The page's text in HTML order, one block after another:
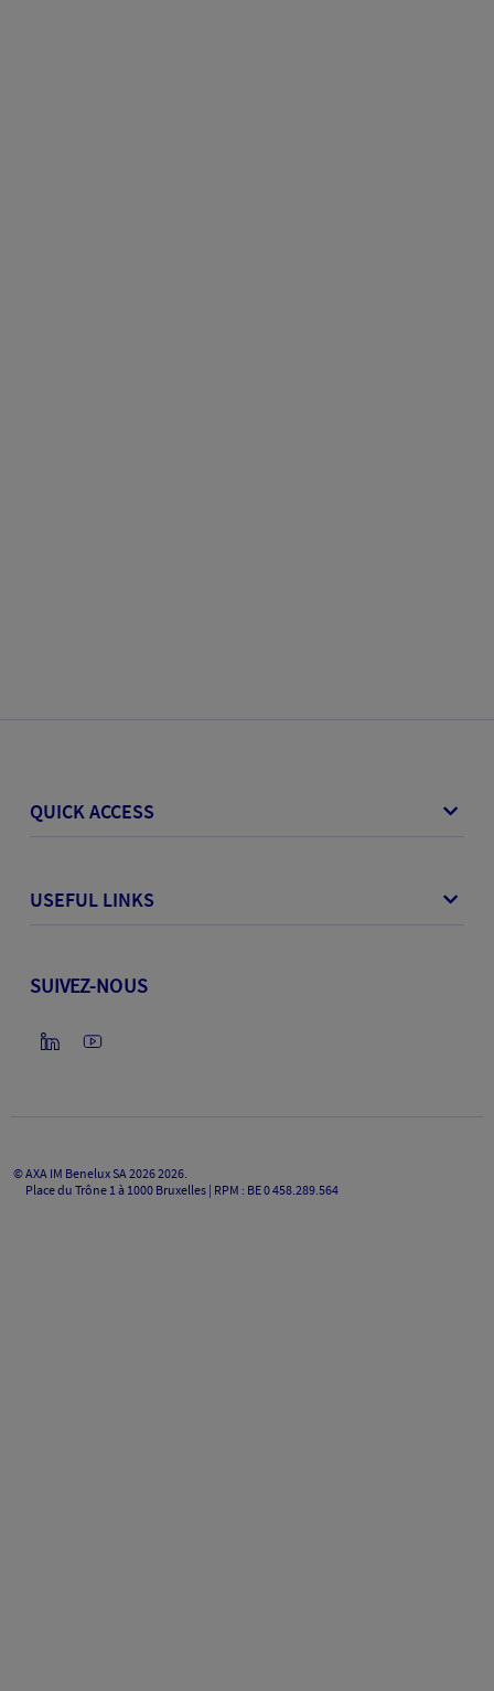
QUICK ACCESS
USEFUL LINKS
SUIVEZ-NOUS
©AXA IM Benelux SA 20262026.
Place du Trône 1 à 1000 Bruxelles | RPM : BE 0 458.289.564